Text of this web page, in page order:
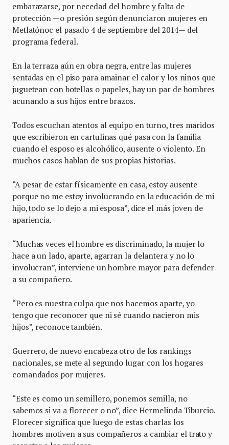
embarazarse, por necedad del hombre y falta de
protección —o presión según denunciaron mujeres en
Metlatónoc el pasado 4 de septiembre del 2014— del
programa federal.
En la terraza aún en obra negra, entre las mujeres
sentadas en el piso para amainar el calor y los niños que
juguetean con botellas o papeles, hay un par de hombres
acunando a sus hijos entre brazos.
Todos escuchan atentos al equipo en turno, tres maridos
que escribieron en cartulinas qué pasa con la familia
cuando el esposo es alcohólico, ausente o violento. En
muchos casos hablan de sus propias historias.
“A pesar de estar físicamente en casa, estoy ausente
porque no me estoy involucrando en la educación de mi
hijo, todo se lo dejo a mi esposa”, dice el más joven de
apariencia.
“Muchas veces el hombre es discriminado, la mujer lo
hace a un lado, aparte, agarran la delantera y no lo
involucran”, interviene un hombre mayor para defender
a su compañero.
“Pero es nuestra culpa que nos hacemos aparte, yo
tengo que reconocer que ni sé cuando nacieron mis
hijos”, reconoce también.
Guerrero, de nuevo encabeza otro de los rankings
nacionales, se mete al segundo lugar con los hogares
comandados por mujeres.
“Este es como un semillero, ponemos semilla, no
sabemos si va a florecer o no”, dice Hermelinda Tiburcio.
Florecer significa que luego de estas charlas los
hombres motiven a sus compañeros a cambiar el trato y